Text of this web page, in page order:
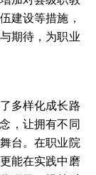
建设等措施，
期待，为职业
多样化成长路
，让拥有不同
台。在职业院
能在实践中磨